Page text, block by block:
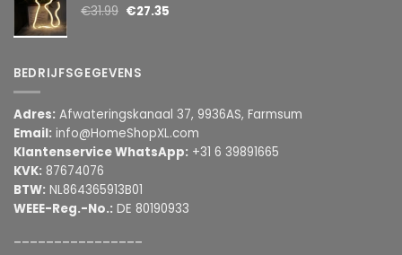
€31.99 €27.35
BEDRIJFSGEGEVENS
Adres: Afwateringskanaal 37, 9936AS, Farmsum
Email: info@HomeShopXL.com
Klantenservice WhatsApp: +31 6 39891665
KVK: 87674076
BTW: NL864365913B01
WEEE-Reg.-No.: DE 80190933